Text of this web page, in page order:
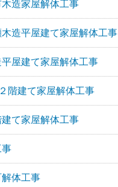
造家屋解体工事
造平屋建て家屋解体工事
屋建て家屋解体工事
階建て家屋解体工事
て家屋解体工事
体工事